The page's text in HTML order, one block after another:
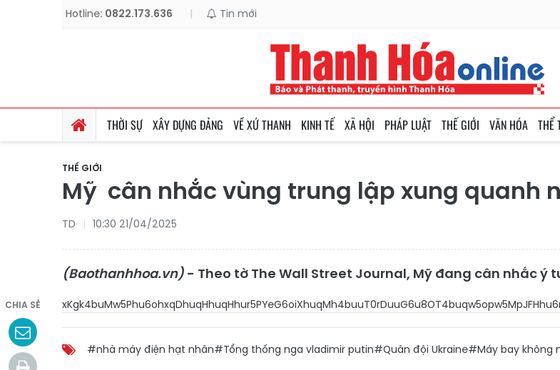
Hotline: 0822.173.636 | Tin mới
THỜI SỰ XÂY DỰNG ĐẢNG VỀ XỨ THANH KINH TẾ XÃ HỘI PHÁP LUẬT THẾ GIỚI VĂN HÓA THỂ
THẾ GIỚI
Mỹ cân nhắc vùng trung lập xung quanh
TD 10:30 21/04/2025
(Baothanhhoa.vn) - Theo tờ The Wall Street Journal, Mỹ đang cân nhắc
CHIA SẺ
#nhà máy điện hạt nhân#Tổng thống nga vladimir putin#Quân đội Ukraine#Máy bay không